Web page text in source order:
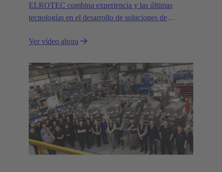
ELROTEC combina experiencia y las últimas
tecnologías en el desarrollo de soluciones de
Ver vídeo ahora